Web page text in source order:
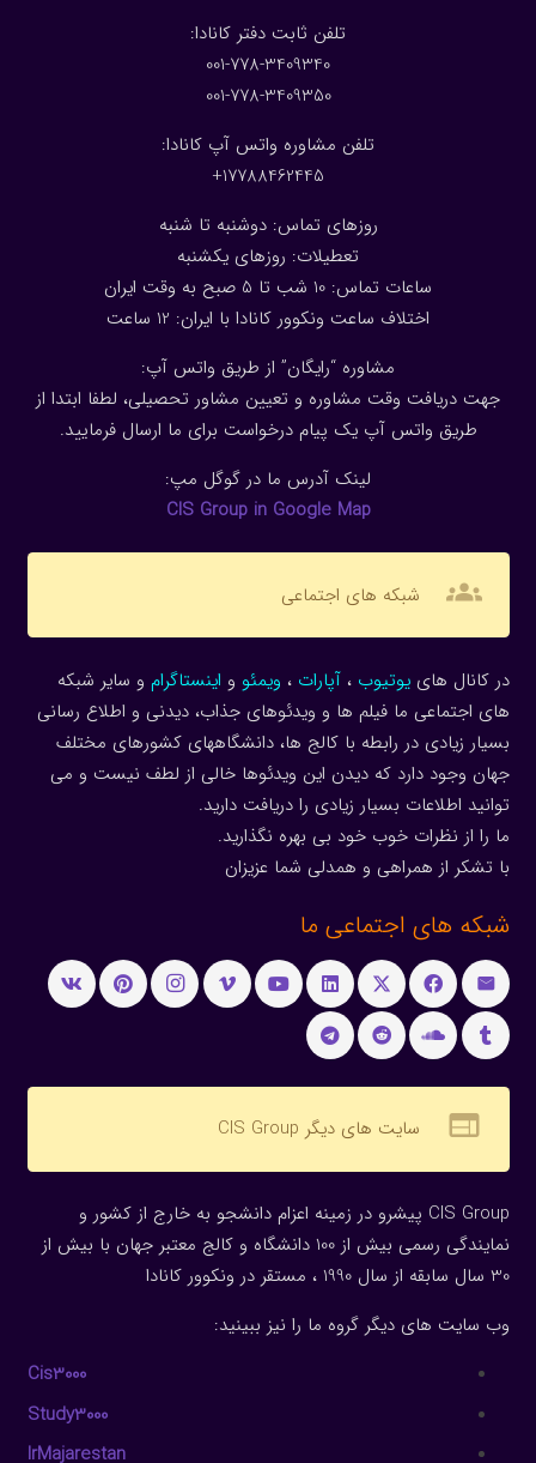
:تلفن ثابت دفتر کانادا
001-778-3409340
001-778-3409350
تلفن مشاوره واتس آپ کانادا:
17788462445+
روزهای تماس: دوشنبه تا شنبه
تعطیلات: روزهای یکشنبه
ساعات تماس: 10 شب تا 5 صبح به وقت ایران
اختلاف ساعت ونکوور کانادا با ایران: 1 2 ساعت
مشاوره “رایگان” از طریق واتس آپ:
جهت دریافت وقت مشاوره و تعیین مشاور تحصیلی، لطفا ابتدا از
طریق واتس آپ یک پیام درخواست برای ما ارسال فرمایید.
لینک آدرس ما در گوگل مپ:
CIS Group in Google Map
groups شبکه های اجتماعی
در کانال هاییوتیوب ، آپارات ، ویمئو و اینستاگرام و سایر شبکه
های اجتماعی ما فیلم ها و ویدئوهای جذاب، دیدنی و اطلاع رسانی
بسیار زیادی در رابطه با کالج ها، دانشگاههای کشورهای مختلف
جهان وجود دارد که دیدن این ویدئوها خالی از لطف نیست و می
توانید اطلاعات بسیار زیادی را دریافت دارید.
ما را از نظرات خوب خود بی بهره نگذارید.
با تشکر از همراهی و همدلی شما عزیزان
شبکه های اجتماعی ما
web سایت های دیگر CIS Group
CIS Group پیشرو در زمینه اعزام دانشجو به خارج از کشور و
نمایندگی رسمی بیش از 100 دانشگاه و کالج معتبر جهان با بیش از
30 سال سابقه از سال 1990 ، مستقر در ونکوور کانادا
وب سایت های دیگر گروه ما را نیز ببینید:
Cis3000
Study3000
IrMajarestan